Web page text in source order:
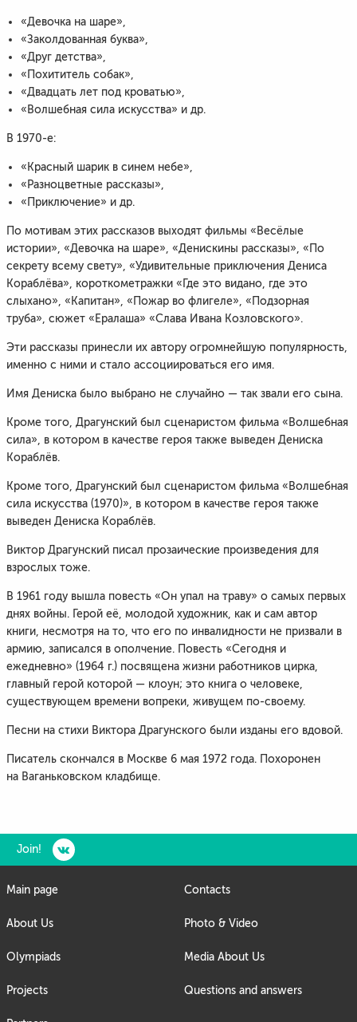
«Девочка на шаре»,
«Заколдованная буква»,
«Друг детства»,
«Похититель собак»,
«Двадцать лет под кроватью»,
«Волшебная сила искусства» и др.
В 1970-е:
«Красный шарик в синем небе»,
«Разноцветные рассказы»,
«Приключение» и др.
По мотивам этих рассказов выходят фильмы «Весёлые
истории», «Девочка на шаре», «Денискины рассказы», «По
секрету всему свету», «Удивительные приключения Дениса
Кораблёва», короткометражки «Где это видано, где это
слыхано», «Капитан», «Пожар во флигеле», «Подзорная
труба», сюжет «Ералаша» «Слава Ивана Козловского».
Эти рассказы принесли их автору огромнейшую популярность,
именно с ними и стало ассоциироваться его имя.
Имя Дениска было выбрано не случайно — так звали его сына.
Кроме того, Драгунский был сценаристом фильма «Волшебная
сила», в котором в качестве героя также выведен Дениска
Кораблёв.
Кроме того, Драгунский был сценаристом фильма «Волшебная
сила искусства (1970)», в котором в качестве героя также
выведен Дениска Кораблёв.
Виктор Драгунский писал прозаические произведения для
взрослых тоже.
В 1961 году вышла повесть «Он упал на траву» о самых первых
днях войны. Герой её, молодой художник, как и сам автор
книги, несмотря на то, что его по инвалидности не призвали в
армию, записался в ополчение. Повесть «Сегодня и
ежедневно» (1964 г.) посвящена жизни работников цирка,
главный герой которой — клоун; это книга о человеке,
существующем времени вопреки, живущем по-своему.
Песни на стихи Виктора Драгунского были изданы его вдовой.
Писатель скончался в Москве 6 мая 1972 года. Похоронен
на Ваганьковском кладбище.
Join!
Main page
About Us
Olympiads
Projects
Contacts
Photo & Video
Media About Us
Questions and answers